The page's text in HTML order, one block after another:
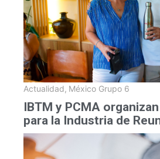
Actualidad, México Grupo 6
IBTM y PCMA
para la Industria de